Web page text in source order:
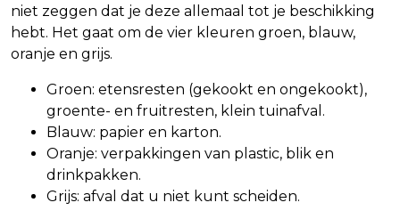
niet zeggen dat je deze allemaal tot je beschikking
hebt. Het gaat om de vier kleuren groen, blauw,
oranje en grijs.
Groen: etensresten (gekookt en ongekookt),
groente- en fruitresten, klein tuinafval.
Blauw: papier en karton.
Oranje: verpakkingen van plastic, blik en
drinkpakken.
Grijs: afval dat u niet kunt scheiden.